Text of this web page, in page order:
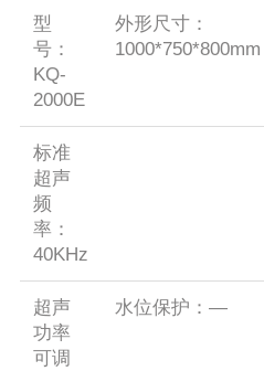
型
号：
KQ-
2000E
外形尺寸：
1000*750*800mm
标准
超声
频
率：
40KHz
超声
功率
可调
水位保护：—